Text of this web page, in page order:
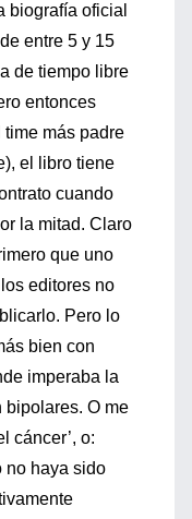
biografía oficial
entre 5 y 15
de tiempo libre
entonces
más padre
el libro tiene
cuando
la mitad. Claro
que uno
editores no
Pero lo
bien con
imperaba la
bipolares. O me
cáncer’, o:
no haya sido